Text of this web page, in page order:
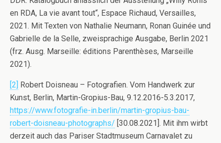
en RDA, La vie avant tout“, Espace Richaud, Versailles,
2021. Mit Texten von Nathalie Neumann, Ronan Guinée und
Gabrielle de la Selle, zweisprachige Ausgabe, Berlin 2021
(frz. Ausg. Marseille: éditions Parenthèses, Marseille
2021).
[2] Robert Doisneau – Fotografien. Vom Handwerk zur
Kunst, Berlin, Martin-Gropius-Bau, 9.12.2016-5.3.2017,
https://www.fotografie-in.berlin/martin-gropius-bau-
robert-doisneau-photographs/ [30.08.2021]. Mit ihm wirbt
derzeit auch das Pariser Stadtmuseum Carnavalet zu